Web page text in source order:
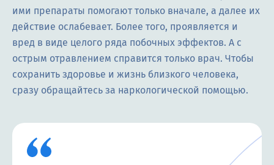
ими препараты помогают только вначале, а далее их
действие ослабевает. Более того, проявляется и
вред в виде целого ряда побочных эффектов. А с
острым отравлением справится только врач. Чтобы
сохранить здоровье и жизнь близкого человека,
сразу обращайтесь за наркологической помощью.